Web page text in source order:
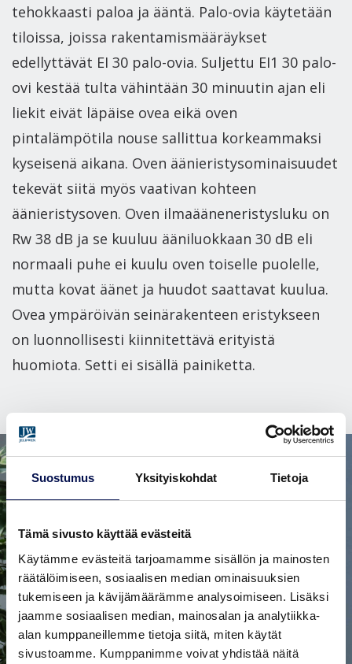
Suostumus Yksityiskohdat Tietoja
Tämä sivusto käyttää evästeitä
Käytämme evästeitä tarjoamamme sisällön ja mainosten
räätälöimiseen, sosiaalisen median ominaisuuksien
tukemiseen ja kävijämäärämme analysoimiseen. Lisäksi
jaamme sosiaalisen median, mainosalan ja analytiikka-
alan kumppaneillemme tietoja siitä, miten käytät
sivustoamme. Kumppanimme voivat yhdistää näitä
tehokkaasti paloa ja ääntä. Palo-ovia käytetään
tiloissa, joissa rakentamismääräykset
edellyttävät EI 30 palo-ovia. Suljettu EI1 30 palo-
ovi kestää tulta vähintään 30 minuutin ajan eli
liekit eivät läpäise ovea eikä oven
pintalämpötila nouse sallittua korkeammaksi
kyseisenä aikana. Oven äänieristysominaisuudet
tekevät siitä myös vaativan kohteen
äänieristysoven. Oven ilmaääneneristysluku on
Rw 38 dB ja se kuuluu ääniluokkaan 30 dB eli
normaali puhe ei kuulu oven toiselle puolelle,
mutta kovat äänet ja huudot saattavat kuulua.
Ovea ympäröivän seinärakenteen eristykseen
on luonnollisesti kiinnitettävä erityistä
huomiota. Setti ei sisällä painiketta.